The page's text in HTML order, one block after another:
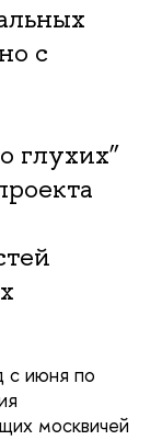
с
глухих”
с июня по
москвичей